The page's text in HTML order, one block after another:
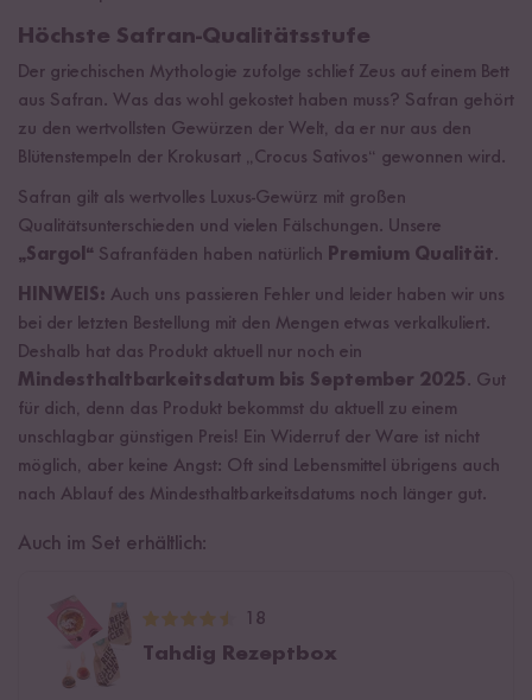
Höchste Safran-Qualitätsstufe
Der griechischen Mythologie zufolge schlief Zeus auf einem Bett
aus Safran. Was das wohl gekostet haben muss? Safran gehört
zu den wertvollsten Gewürzen der Welt, da er nur aus den
Blütenstempeln der Krokusart „Crocus Sativos“ gewonnen wird.
Safran gilt als wertvolles Luxus-Gewürz mit großen
Qualitätsunterschieden und vielen Fälschungen. Unsere
„Sargol“ Safranfäden haben natürlich Premium Qualität.
HINWEIS: Auch uns passieren Fehler und leider haben wir uns
bei der letzten Bestellung mit den Mengen etwas verkalkuliert.
Deshalb hat das Produkt aktuell nur noch ein
Mindesthaltbarkeitsdatum bis September 2025. Gut
für dich, denn das Produkt bekommst du aktuell zu einem
unschlagbar günstigen Preis! Ein Widerruf der Ware ist nicht
möglich, aber keine Angst: Oft sind Lebensmittel übrigens auch
nach Ablauf des Mindesthaltbarkeitsdatums noch länger gut.
Auch im Set erhältlich:
18
Tahdig Rezeptbox